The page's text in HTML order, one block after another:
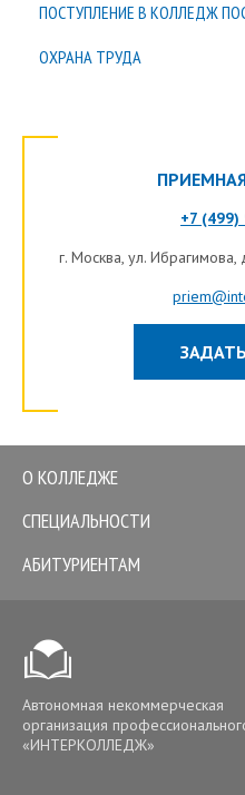
ПОСТУПЛЕНИЕ В КОЛЛЕДЖ
ОХРАНА ТРУДА
+7
г. Москва, ул. Ибрагимова,
О КОЛЛЕДЖЕ
СПЕЦИАЛЬНОСТИ
АБИТУРИЕНТАМ
Автономная некоммерческая
организация
«ИНТЕРКОЛЛЕДЖ»